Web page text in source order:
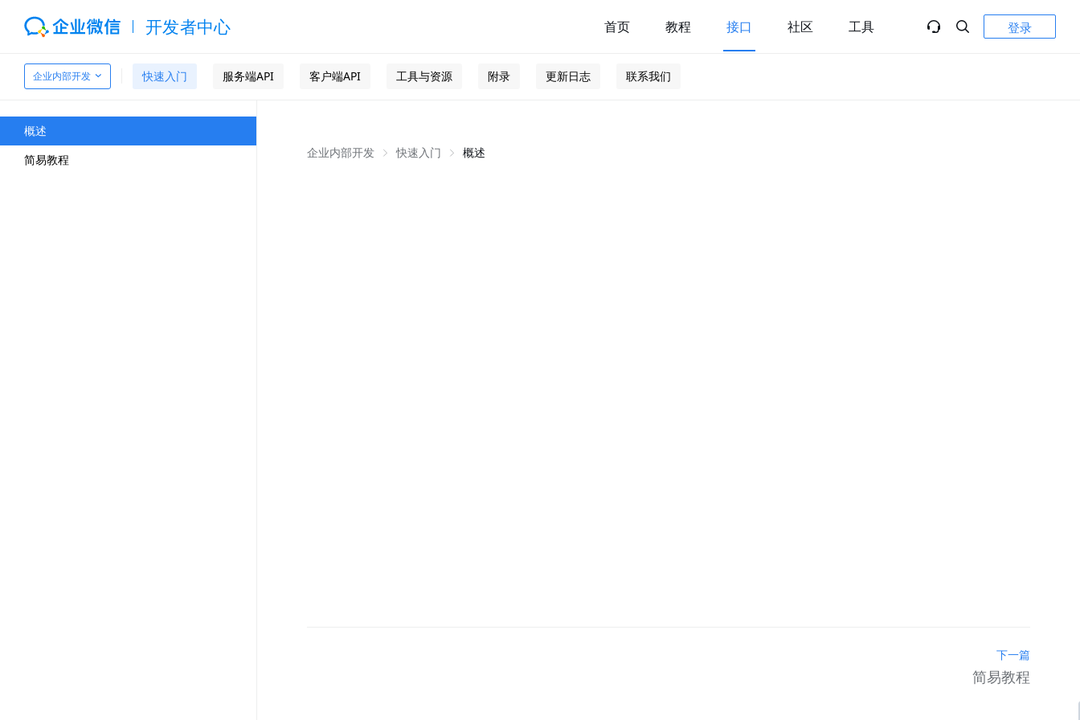
开发者中心 首页 教程 接口 社区 工具 登录
企业内部开发 快速入门 服务端API 客户端API 工具与资源 附录 更新日志 联系我们
概述
简易教程
企业内部开发 快速入门 概述
下一篇
简易教程